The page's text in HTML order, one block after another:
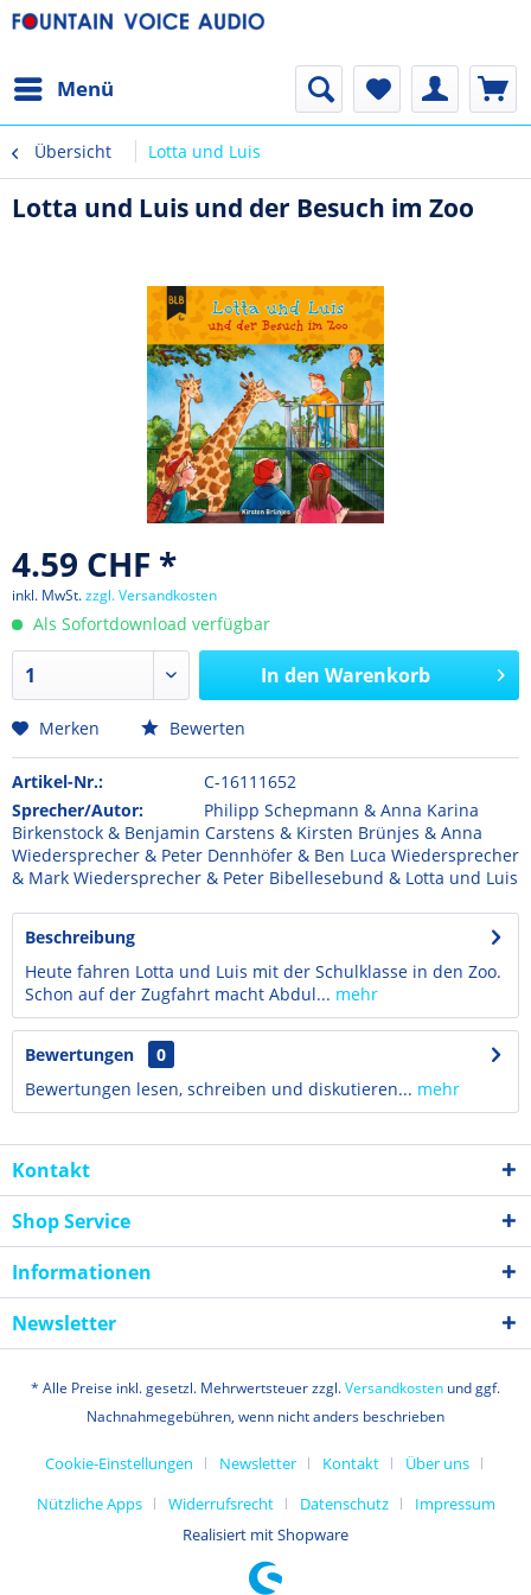
Menü
Übersicht Lotta und Luis
Lotta und Luis und der Besuch im Zoo
4.59 CHF *
inkl. MwSt.zzgl. Versandkosten
Als Sofortdownload verfügbar
In den Warenkorb
Merken Bewerten
Artikel-Nr.:
C-16111652
Sprecher/Autor:
Philipp Schepmann & Anna Karina
Birkenstock & Benjamin Carstens & Kirsten Brünjes & Anna
Wiedersprecher & Peter Dennhöfer & Ben Luca Wiedersprecher
& Mark Wiedersprecher & Peter Bibellesebund & Lotta und Luis
Beschreibung
Heute fahren Lotta und Luis mit der Schulklasse in den Zoo.
Schon auf der Zugfahrt macht Abdul... mehr
Bewertungen
0
Bewertungen lesen, schreiben und diskutieren... mehr
Kontakt
Shop Service
Informationen
Newsletter
* Alle Preise inkl. gesetzl. Mehrwertsteuer zzgl.Versandkosten und ggf.
Nachnahmegebühren, wenn nicht anders beschrieben
Cookie-Einstellungen Newsletter Kontakt
Über uns
Nützliche Apps
Widerrufsrecht Datenschutz
Impressum
Realisiert mit Shopware